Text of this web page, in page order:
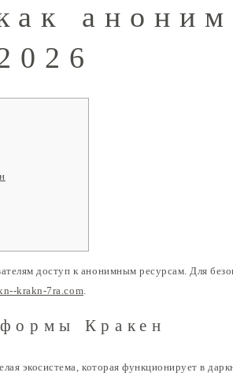
доступ к анонимным ресурсам. Для
krakn-7ra.com.
Кракен
экосистема, которая функционирует в